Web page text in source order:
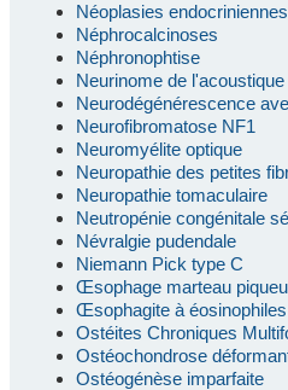
Néoplasies
Néphrocalcinoses
Néphronophtise
Neurinome de l'acoustique
Neurodégénérescence
Neurofibromatose NF1
Neuromyélite optique
Neuropathie des petites
Neuropathie tomaculaire
Neutropénie congénitale
Névralgie pudendale
Niemann Pick type C
Œsophage marteau
Œsophagite à éosinophiles
Ostéites Chroniques
Ostéochondrose
Ostéogénèse imparfaite